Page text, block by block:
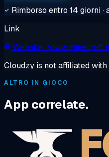
Rimborso entro 14 giorni
Link
Website·
Cloudzy is not affiliated
ALTRO IN GIOCO
App correlate.